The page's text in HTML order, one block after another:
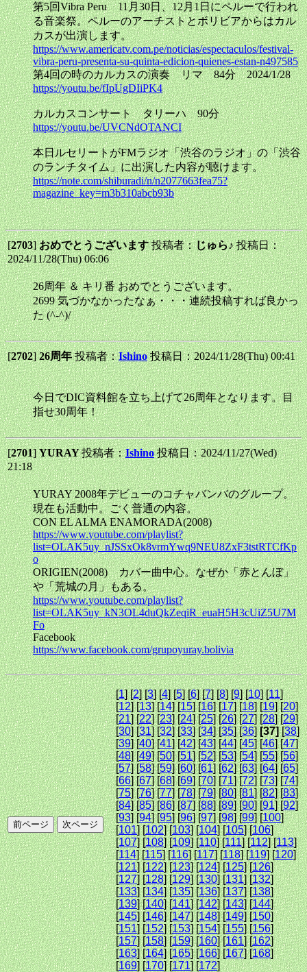
第5回Vibra Peru 11月30日、12月1日にペルーで行われ
る音楽祭。ペルーのアーチストとボリビアからはカル
カスが出演します。
https://www.americatv.com.pe/noticias/espectaculos/festival-
vibra-peru-presenta-su-quinta-edicion-quienes-estan-n497585
第4回の時のカルカスの演奏 リマ 84分 2024/1/28
https://youtu.be/fIpUgDIiPK4
カルカスコンサート タリーハ 90分
https://youtu.be/UVCNdOTANCI
本日ルセリートがFMラジオ「渋谷のラジオ」の「渋谷
のランチタイム」に出演した内容が聴けます。
https://note.com/shiburadi/n/n2077663fea75?
magazine_key=m3b310abcb93b
[2703]おめでとうございます投稿者：じゅら♪投稿日：
2024/11/28(Thu) 06:06
26周年 ＆ キリ番 おめでとうございます。
2699 気づかなかったなぁ・・・連続投稿すれば良かっ
た (^-^)/
[2702]26周年投稿者：Ishino 投稿日：2024/11/28(Thu) 00:41
今日でDIC資料館を立ち上げて26周年となります。目
指せ30周年！
[2701]YURAY投稿者：Ishino 投稿日：2024/11/27(Wed)
21:18
YURAY 2008年デビューのコチャバンバのグループ。
現在も活動中。ごく普通の内容。
CON EL ALMA ENAMORADA(2008)
https://www.youtube.com/playlist?
list=OLAK5uy_nJSSxOk8vrmYwq9NEU8ZxF3tstRTCfKp
o
ORIGIEN(2008) カバー曲中心。なぜか「赤とんぼ」
や「荒城の月」もある。
https://www.youtube.com/playlist?
list=OLAK5uy_kN3OL4duQkZeqiR_euaH5H3cUiZ5U7M
Fo
Facebook
https://www.facebook.com/grupoyuray.bolivia
[1] [2] [3] [4] [5] [6] [7] [8] [9] [10] [11]
[12] [13] [14] [15] [16] [17] [18] [19] [20]
[21] [22] [23] [24] [25] [26] [27] [28] [29]
[30] [31] [32] [33] [34] [35] [36][37][38]
[39] [40] [41] [42] [43] [44] [45] [46] [47]
[48] [49] [50] [51] [52] [53] [54] [55] [56]
[57] [58] [59] [60] [61] [62] [63] [64] [65]
[66] [67] [68] [69] [70] [71] [72] [73] [74]
[75] [76] [77] [78] [79] [80] [81] [82] [83]
[84] [85] [86] [87] [88] [89] [90] [91] [92]
[93] [94] [95] [96] [97] [98] [99] [100]
[101] [102] [103] [104] [105] [106]
[107] [108] [109] [110] [111] [112] [113]
[114] [115] [116] [117] [118] [119] [120]
[121] [122] [123] [124] [125] [126]
[127] [128] [129] [130] [131] [132]
[133] [134] [135] [136] [137] [138]
[139] [140] [141] [142] [143] [144]
[145] [146] [147] [148] [149] [150]
[151] [152] [153] [154] [155] [156]
[157] [158] [159] [160] [161] [162]
[163] [164] [165] [166] [167] [168]
[169] [170] [171] [172]